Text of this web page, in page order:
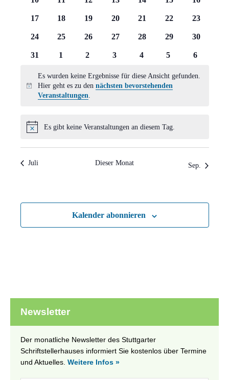
0
17
0
18
0
19
0
20
0
21
0
22
0
23
0
24
0
25
0
26
0
27
0
28
0
29
0
30
0
31
0
1
0
2
0
3
0
4
0
5
0
6
Hinweis
Es wurden keine Ergebnisse für diese Ansicht gefunden.
Hier geht es zu den nächsten bevorstehenden
Veranstaltungen.
Hinweis
Es gibt keine Veranstaltungen an diesem Tag.
Juli Dieser Monat Sep.
Kalender abonnieren
Newsletter
Der monatliche Newsletter des Stuttgarter
Schriftstellerhauses informiert Sie kostenlos über Termine
und Aktuelles. Weitere Infos »